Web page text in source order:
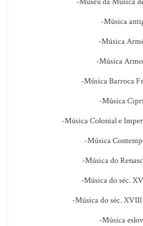
-Música
-Música
-Música
-Música Barroca
-Música
-Música Colonial e
-Música
-Música do
-Música do séc.
-Música do séc.
-Música